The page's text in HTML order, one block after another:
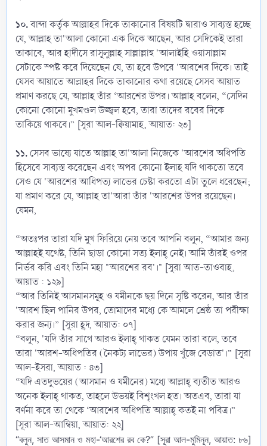
১০.বান্দা কর্তৃক আল্লাহর দিকে তাকানোর বিষয়টি দ্বারাও সাব্যস্ত হচ্ছে
যে, আল্লাহ তা'আলা কোনো এক দিকে আছেন, আর সেদিকেই তারা
তাকাবে, আর হাদীসে রাসূলুল্লাহ সাল্লাল্লাহু 'আলাইহি ওয়াসাল্লাম
সেটাকে স্পষ্ট করে দিয়েছেন যে, তা হবে উপরে 'আরশের দিকে। তাই
যেসব আয়াতে আল্লাহর দিকে তাকানোর কথা রয়েছে সেসব আয়াত
প্রমাণ করছে যে, আল্লাহ তাঁর ‘আরশের উপর। আল্লাহ বলেন, “সেদিন
কোনো কোনো মুখমণ্ডল উজ্জ্বল হবে, তারা তাদের রবের দিকে
তাকিয়ে থাকবে।” [সূরা আল-ক্বিয়ামাহ, আয়াত: ২৩]
১১. সেসব ভাষ্যে যাতে আল্লাহ তা'আলা নিজেকে 'আরশের অধিপতি
হিসেবে সাব্যস্ত করেছেন এবং অপর কোনো ইলাহ যদি থাকতো তবে
সেও যে 'আরশের আধিপত্য লাভের চেষ্টা করতো এটা তুলে ধরেছেন;
যা প্রমাণ করে যে, আল্লাহ তা'আরা তাঁর 'আরশের উপর রয়েছেন।
যেমন,
“অতঃপর তারা যদি মুখ ফিরিয়ে নেয় তবে আপনি বলুন, “আমার জন্য
আল্লাহই যথেষ্ট, তিনি ছাড়া কোনো সত্য ইলাহ্ নেই। আমি তাঁরই ওপর
নির্ভর করি এবং তিনি মহা "আরশের রব'।" [সূরা আত-তাওবাহ,
আয়াত : ১২৯]
“আর তিনিই আসমানসমূহ ও যমীনকে ছয় দিনে সৃষ্টি করেন, আর তাঁর
'আরশ ছিল পানির উপর, তোমাদের মধ্যে কে আমলে শ্রেষ্ঠ তা পরীক্ষা
করার জন্য।” [সূরা হূদ, আয়াত: ০৭]
“বলুন, 'যদি তাঁর সাথে আরও ইলাহ্ থাকত যেমন তারা বলে, তবে
তারা 'আরশ-অধিপতির (নৈকট্য লাভের) উপায় খুঁজে বেড়াত'।” [সূরা
আল-ইসরা, আয়াত : ৪৩]
“যদি এতদুভয়ের (আসমান ও যমীনের) মধ্যে আল্লাহ্ ব্যতীত আরও
অনেক ইলাহ্ থাকত, তাহলে উভয়ই বিশৃংখল হত। অতএব, তারা যা
বর্ণনা করে তা থেকে ‘আরশের অধিপতি আল্লাহ্ কতই না পবিত্র।”
[সূরা আল-আম্বিয়া, আয়াত: ২২]
“বলুন, সাত আসমান ও মহা-‘আরশের রব কে?” [সূরা আল-মুমিনূন, আয়াত: ৮৬]